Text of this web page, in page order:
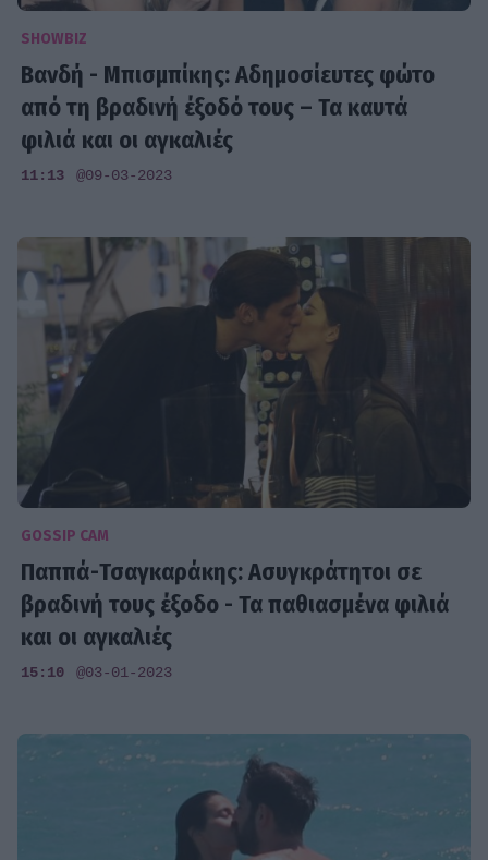
SHOWBIZ
Βανδή - Μπισμπίκης: Αδημοσίευτες φώτο
από τη βραδινή έξοδό τους – Τα καυτά
φιλιά και οι αγκαλιές
11:13 @09-03-2023
GOSSIP CAM
Παππά-Τσαγκαράκης: Ασυγκράτητοι σε
βραδινή τους έξοδο - Τα παθιασμένα φιλιά
και οι αγκαλιές
15:10 @03-01-2023